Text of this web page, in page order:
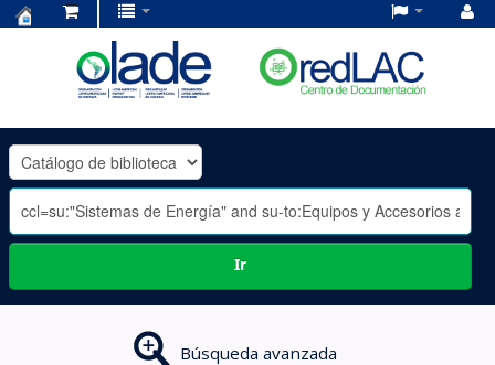
OLADE
-
Ir
Búsqueda avanzada